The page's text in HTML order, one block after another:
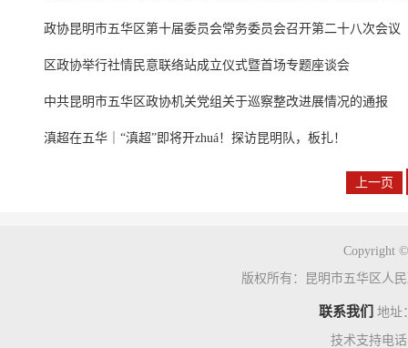
政协昆明市五华区第十届委员会常务委员会召开第二十八次会议
区政协举行社情民意联络站成立仪式暨首场专题座谈会
中共昆明市五华区政协机关党组关于巡察整改进展情况的通报
滇超在五华｜“滇超”即将开zhuá！探访昆明队，板扎！
上一页
Copyright
版权所有：昆明市五华区人
联系我们 地址
技术支持电